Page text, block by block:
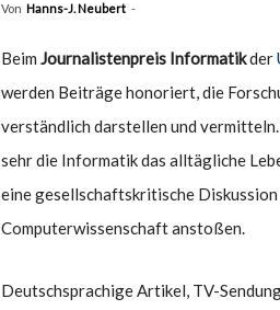
Von Hanns-J. Neubert -
Beim Journalistenpreis Informatikder
werden Beiträge honoriert, die
verständlich darstellen und
sehr die Informatik das alltägliche
eine gesellschaftskritische
Computerwissenschaft anstoßen.
Deutschsprachige Artikel, TV-